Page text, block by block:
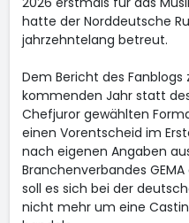
hatte der Norddeutsche
jahrzehntelang betreut.
Dem Bericht des Fanblogs
kommenden Jahr statt
Chefjuror gewählten
einen Vorentscheid im
nach eigenen Angaben
Branchenverbandes
soll es sich bei der
nicht mehr um eine